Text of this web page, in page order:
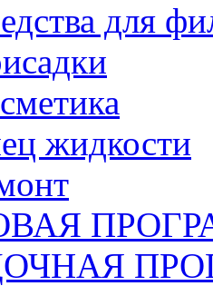
для
жидкости